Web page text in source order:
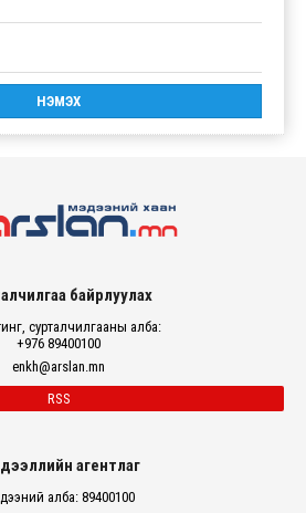
байрлуулах
сурталчилгааны алба:
+976 89400100
enkh@arslan.mn
RSS
агентлаг
алба: 89400100